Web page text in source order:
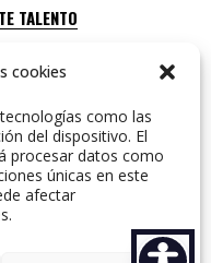
cookies
como las
del dispositivo. El
procesar datos como
únicas en este
afectar
TALENTO